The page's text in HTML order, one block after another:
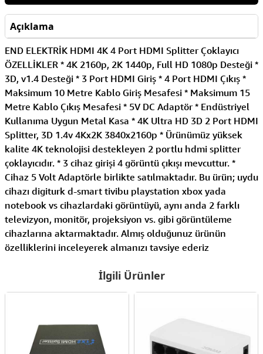
Açıklama
END ELEKTRİK HDMI 4K 4 Port HDMI Splitter Çoklayıcı
ÖZELLİKLER * 4K 2160p, 2K 1440p, Full HD 1080p Desteği *
3D, v1.4 Desteği * 3 Port HDMI Giriş * 4 Port HDMI Çıkış *
Maksimum 10 Metre Kablo Giriş Mesafesi * Maksimum 15
Metre Kablo Çıkış Mesafesi * 5V DC Adaptör * Endüstriyel
Kullanıma Uygun Metal Kasa * 4K Ultra HD 3D 2 Port HDMI
Splitter, 3D 1.4v 4Kx2K 3840x2160p * Ürünümüz yüksek
kalite 4K teknolojisi destekleyen 2 portlu hdmi splitter
çoklayıcıdır. * 3 cihaz girişi 4 görüntü çıkışı mevcuttur. *
Cihaz 5 Volt Adaptörle birlikte satılmaktadır. Bu ürün; uydu
cihazı digiturk d-smart tivibu playstation xbox yada
notebook vs cihazlardaki görüntüyü, aynı anda 2 farklı
televizyon, monitör, projeksiyon vs. gibi görüntüleme
cihazlarına aktarmaktadır. Almış olduğunuz ürünün
özelliklerini inceleyerek almanızı tavsiye ederiz
İlgili Ürünler